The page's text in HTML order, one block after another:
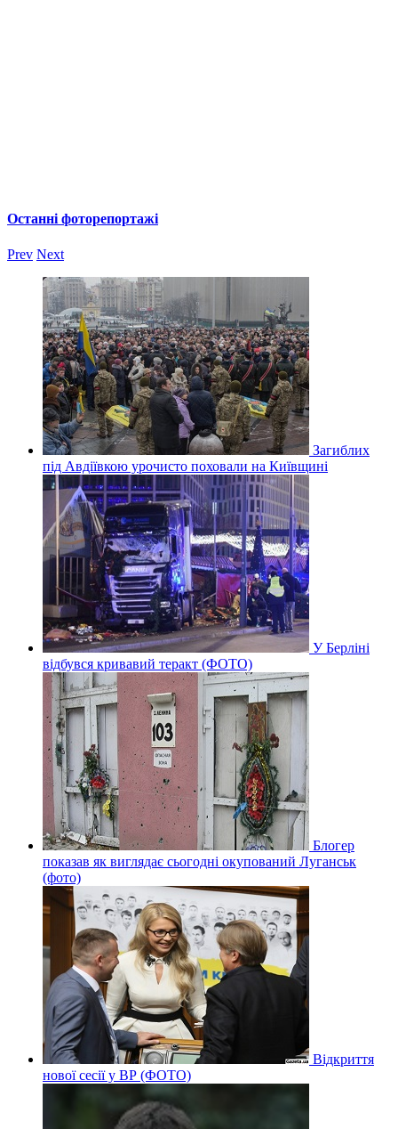
Останні фоторепортажі
Prev Next
Загиблих
під Авдіївкою урочисто поховали на Київщині
У Берліні
відбувся кривавий теракт (ФОТО)
Блогер
показав як виглядає сьогодні окупований Луганськ
(фото)
Відкриття
нової сесії у ВР (ФОТО)